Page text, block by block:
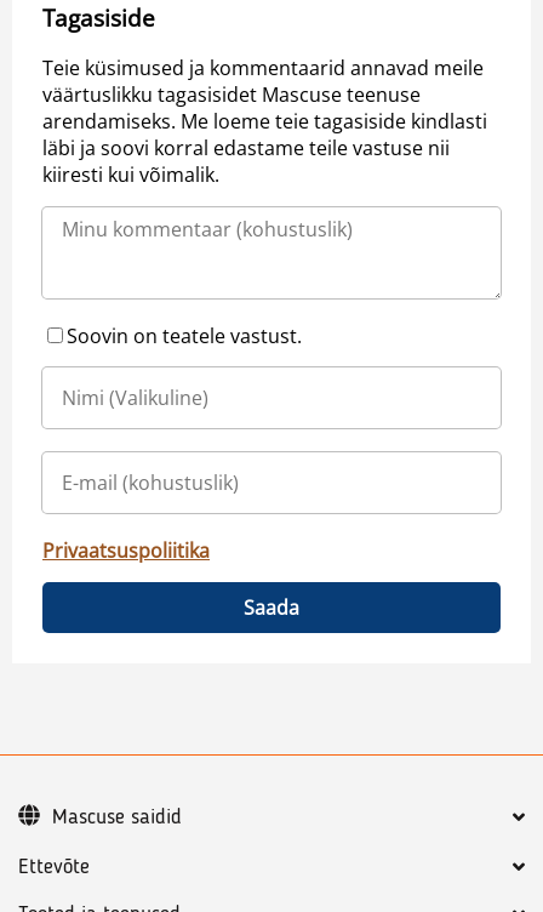
Tagasiside
Teie küsimused ja kommentaarid annavad meile
väärtuslikku tagasisidet Mascuse teenuse
arendamiseks. Me loeme teie tagasiside kindlasti
läbi ja soovi korral edastame teile vastuse nii
kiiresti kui võimalik.
Soovin on teatele vastust.
Privaatsuspoliitika
Saada
Ettevõte
Mascuse saidid